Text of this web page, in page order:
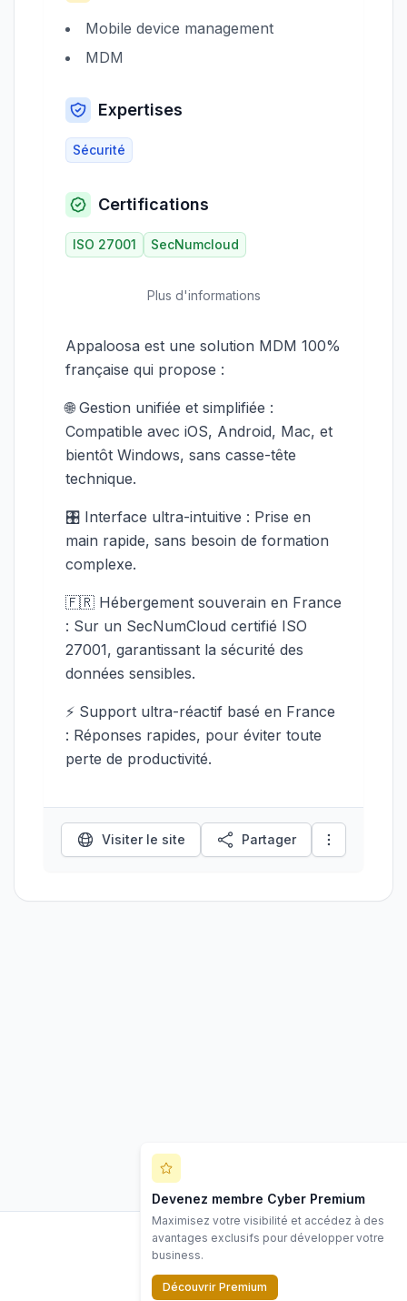
Mobile device management
MDM
Expertises
Sécurité
Certifications
ISO 27001 SecNumcloud
Plus d'informations
Appaloosa est une solution MDM 100%
française qui propose :
🌐 Gestion unifiée et simplifiée :
Compatible avec iOS, Android, Mac, et
bientôt Windows, sans casse-tête
technique.
🎛 Interface ultra-intuitive : Prise en
main rapide, sans besoin de formation
complexe.
🇫🇷 Hébergement souverain en France
: Sur un SecNumCloud certifié ISO
27001, garantissant la sécurité des
données sensibles.
⚡ Support ultra-réactif basé en France
: Réponses rapides, pour éviter toute
perte de productivité.
Visiter le site Partager
Devenez membre Cyber Premium
Maximisez votre visibilité et accédez à des
avantages exclusifs pour développer votre
business.
Découvrir Premium